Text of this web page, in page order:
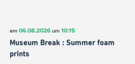
am 06.08.2026um 10:15
Museum Break : Summer foam
prints